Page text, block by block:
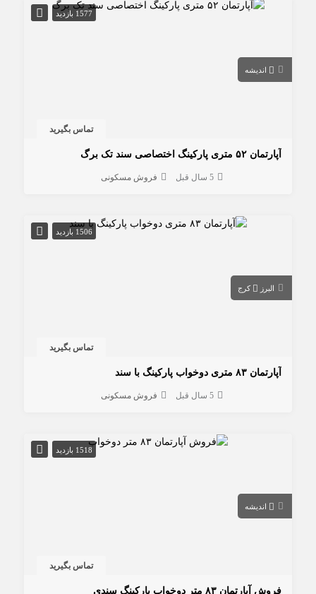
1577 بازدید
اندیشه
تماس بگیرید
آپارتمان ۵۲ متری پارکینگ اختصاصی سند تک برگ
5 سال قبل فروش مسکونی
1506 بازدید
البرز کرج
تماس بگیرید
آپارتمان ۸۳ متری دوخواب پارکینگ با سند
5 سال قبل فروش مسکونی
1518 بازدید
اندیشه
تماس بگیرید
فروش آپارتمان ۸۳ متر دوخواب پارکینگ سندی